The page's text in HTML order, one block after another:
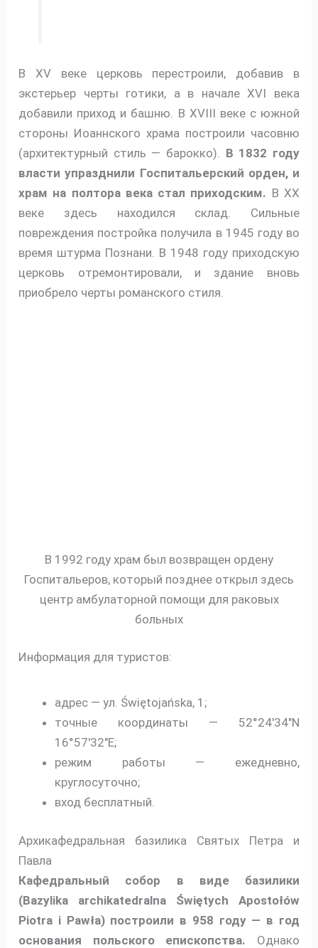
В XV веке церковь перестроили, добавив в
экстерьер черты готики, а в начале XVI века
добавили приход и башню. В XVIII веке с южной
стороны Иоаннского храма построили часовню
(архитектурный стиль — барокко). В 1832 году
власти упразднили Госпитальерский орден, и
храм на полтора века стал приходским. В XX
веке здесь находился склад. Сильные
повреждения постройка получила в 1945 году во
время штурма Познани. В 1948 году приходскую
церковь отремонтировали, и здание вновь
приобрело черты романского стиля.
В 1992 году храм был возвращен ордену
Госпитальеров, который позднее открыл здесь
центр амбулаторной помощи для раковых
больных
Информация для туристов:
адрес — ул. Świętojańska, 1;
точные координаты — 52°24′34″N
16°57′32″E;
режим работы — ежедневно,
круглосуточно;
вход бесплатный.
Архикафедральная базилика Святых Петра и
Павла
Кафедральный собор в виде базилики
(Bazylika archikatedralna Świętych Apostołów
Piotra i Pawła) построили в 958 году — в год
основания польского епископства. Однако